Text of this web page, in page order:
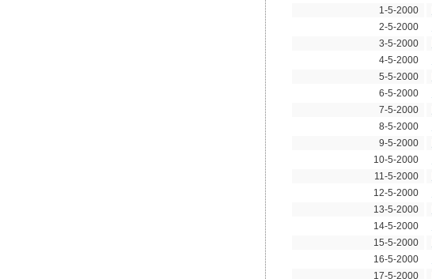
1-5-2000
2-5-2000
3-5-2000
4-5-2000
5-5-2000
6-5-2000
7-5-2000
8-5-2000
9-5-2000
10-5-2000
11-5-2000
12-5-2000
13-5-2000
14-5-2000
15-5-2000
16-5-2000
17-5-2000